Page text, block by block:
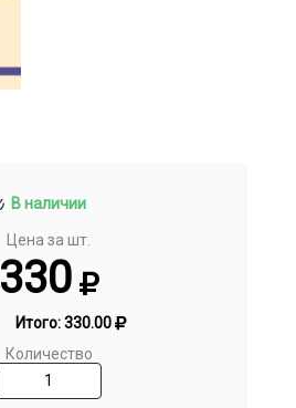
В наличии
Цена за шт.
330
Итого:330.00
Количество